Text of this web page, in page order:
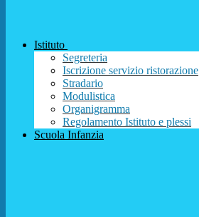
Istituto
Segreteria
Iscrizione servizio ristorazione
Stradario
Modulistica
Organigramma
Regolamento Istituto e plessi
Scuola Infanzia